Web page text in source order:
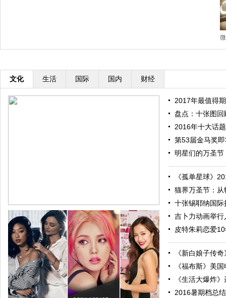
文化 生活 国际 国内 财经
2017年最值得
盘点：十张图
2016年十大话
第53届金马奖
明星们的万圣
《孤单星球》
猫界万圣节：
十张锡耶纳国
吉卜力动画举
皮特朱莉恋爱
《新白娘子传
《福布斯》美
《生活大爆炸
2016暑期档总